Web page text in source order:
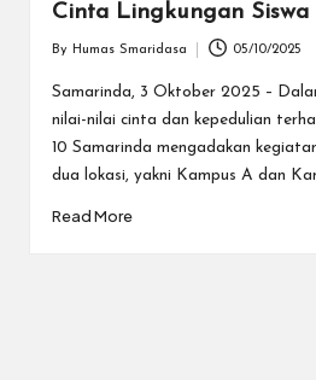
Cinta Lingkungan Siswa
by
By Humas Smaridasa 05/10/2025
Samarinda, 3 Oktober 2025 –
nilai-nilai cinta dan kepedulian
10 Samarinda mengadakan
dua lokasi, yakni Kampus A dan
Read More